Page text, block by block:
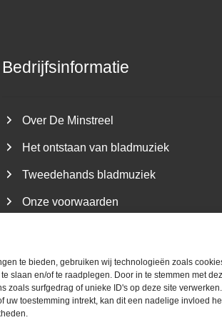
te bieden, gebruiken wij technologieën zoals
slaan en/of te raadplegen. Door in te stemmen met
zoals surfgedrag of unieke ID's op deze site
uw toestemming intrekt, kan dit een nadelige invloed
Bedrijfsinformatie
Over De Minstreel
Het ontstaan van bladmuziek
Tweedehands bladmuziek
Onze voorwaarden
©Gebruiktebladmuziek.nl